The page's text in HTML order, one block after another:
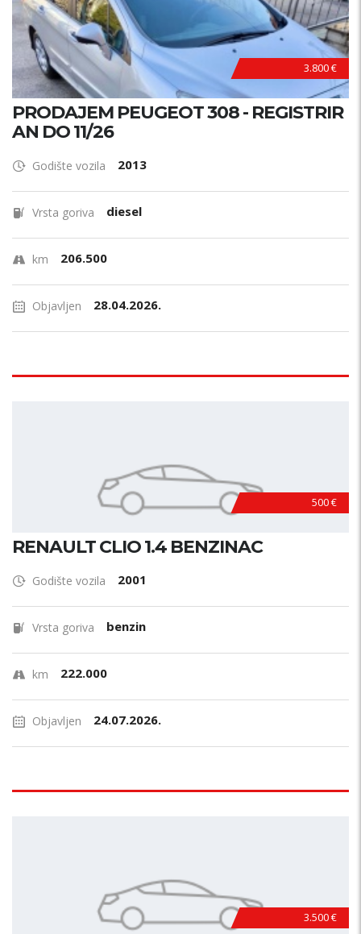
3.800 €
PRODAJEM PEUGEOT 308 - REGISTRIR
AN DO 11/26
Godište vozila 2013
Vrsta goriva diesel
km 206.500
Objavljen 28.04.2026.
500 €
RENAULT CLIO 1.4 BENZINAC
Godište vozila 2001
Vrsta goriva benzin
km 222.000
Objavljen 24.07.2026.
3.500 €